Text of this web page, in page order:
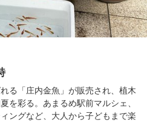
る「庄内金魚」が販売され、植木
を彩る。あまるめ駅前マルシェ、
ングなど、大人から子どもまで楽